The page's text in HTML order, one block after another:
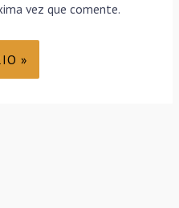
vez que comente.